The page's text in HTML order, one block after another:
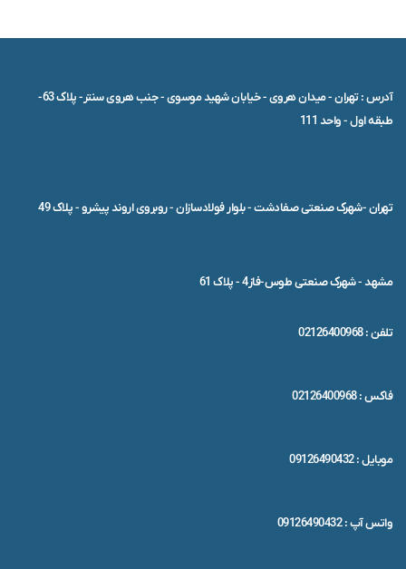
آدرس : تهران - میدان هروی - خیابان شهید موسوی - جنب هروی سنتر- پلاک 63-
طبقه اول - واحد 111
تهران -شهرک صنعتی صفادشت - بلوار فولادسازان - روبروی اروند پیشرو - پلاک 49
مشهد - شهرک صنعتی طوس-فاز4 - پلاک 61
تلفن : 02126400968
فاکس : 02126400968
موبایل : 09126490432
واتس آپ : 09126490432